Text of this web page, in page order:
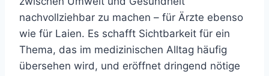
nachvollziehbar zu machen – für Ärzte ebenso
wie für Laien. Es schafft Sichtbarkeit für ein
Thema, das im medizinischen Alltag häufig
übersehen wird, und eröffnet dringend nötige